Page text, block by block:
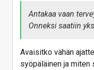
Antakaa vaan
Onneksi saatiin
Avaisitko vähän
syöpäläinen ja miten